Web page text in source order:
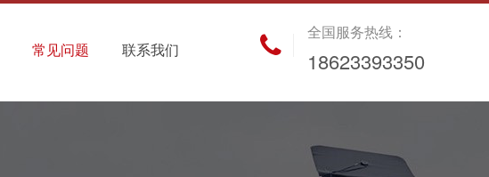
常见问题 联系我们
全国服务热线：
18623393350